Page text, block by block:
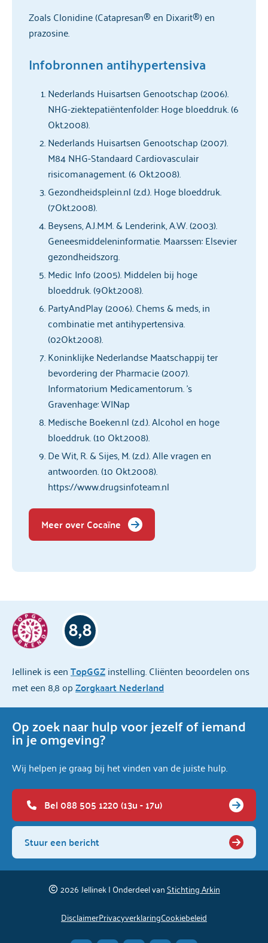
Zoals Clonidine (Catapresan® en Dixarit®) en
prazosine.
Infobronnen antihypertensiva
Nederlands Huisartsen Genootschap (2006).
NHG-ziektepatiëntenfolder: Hoge bloeddruk. (6
Okt.2008).
Nederlands Huisartsen Genootschap (2007).
M84 NHG-Standaard Cardiovasculair
risicomanagement. (6 Okt.2008).
Gezondheidsplein.nl (z.d.). Hoge bloeddruk.
(7Okt.2008).
Beysens, A.J.M.M. & Lenderink, A.W. (2003).
Geneesmiddeleninformatie. Maarssen: Elsevier
gezondheidszorg.
Medic Info (2005). Middelen bij hoge
bloeddruk. (9Okt.2008).
PartyAndPlay (2006). Chems & meds, in
combinatie met antihypertensiva.
(02Okt.2008).
Koninklijke Nederlandse Maatschappij ter
bevordering der Pharmacie (2007).
Informatorium Medicamentorum. ’s
Gravenhage: WINap
Medische Boeken.nl (z.d.). Alcohol en hoge
bloeddruk. (10 Okt.2008).
De Wit, R. & Sijes, M. (z.d.). Alle vragen en
antwoorden. (10 Okt.2008).
https://www.drugsinfoteam.nl
Meer over Cocaïne
Jellinek is eenTopGGZinstelling. Cliënten beoordelen ons
met een 8,8 opZorgkaart Nederland
8,8
Op zoek naar hulp voor jezelf of iemand
in je omgeving?
Wij helpen je graag bij het vinden van de juiste hulp.
Bel 088 505 1220 (13u - 17u)
Stuur een bericht
2026 Jellinek | Onderdeel vanStichting Arkin
DisclaimerPrivacyverklaringCookiebeleid